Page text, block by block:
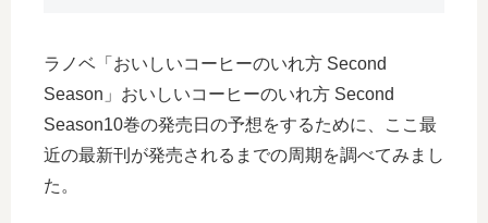
ラノベ「おいしいコーヒーのいれ方 Second
Season」おいしいコーヒーのいれ方 Second
Season10巻の発売日の予想をするために、ここ最
近の最新刊が発売されるまでの周期を調べてみまし
た。